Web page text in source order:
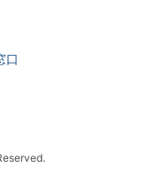
口